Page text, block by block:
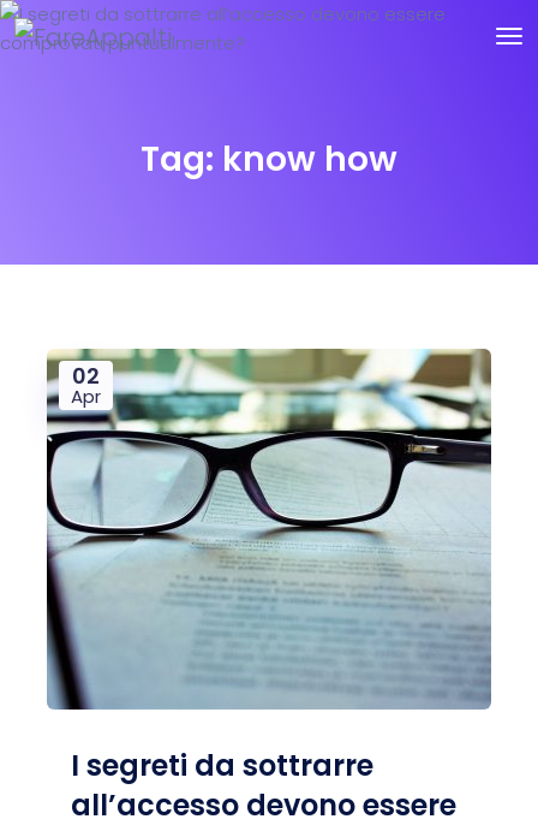
Tag: know how
02
Apr
I segreti da sottrarre
all’accesso devono essere